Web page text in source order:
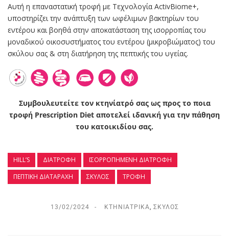
Αυτή η επαναστατική τροφή με Τεχνολογία ActivBiome+,
υποστηρίζει την ανάπτυξη των ωφέλιμων βακτηρίων του
εντέρου και βοηθά στην αποκατάσταση της ισορροπίας του
μοναδικού οικοσυστήματος του εντέρου (μικροβιώματος) του
σκύλου σας & στη διατήρηση της πεπτικής του υγείας.
Συμβουλευτείτε τον κτηνίατρό σας ως προς το ποια
τροφή Prescription Diet αποτελεί ιδανική για την πάθηση
του κατοικιδίου σας.
HILL’S ΔΙΑΤΡΟΦΉ
ΙΣΟΡΡΟΠΗΜΈΝΗ ΔΙΑΤΡΟΦΉ
ΠΕΠΤΙΚΉ ΔΙΑΤΑΡΑΧΉ
ΣΚΎΛΟΣ ΤΡΟΦΉ
13/02/2024 ΚΤΗΝΙΑΤΡΙΚΆ ΣΚΎΛΟΣ